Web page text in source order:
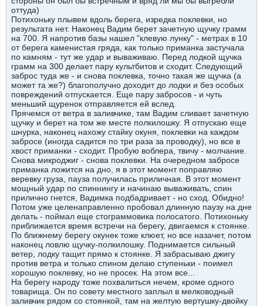
оттуда)
Потихоньку плывем вдоль берега, изредка поклевки, но
результата нет. Наконец Вадим берет зачетную щучку грамм
на 700. Я напротив базы нашел "клевую лунку" - метрах в 10
от берега каменистая гряда, как только приманка застучала
по камням - тут же удар и вываживаю. Перед лодкой щучка
грамм на 300 делает пару культбитов и сходит. Следующий
заброс туда же - и снова поклевка, точно такая же щучка (а
может та же?) благополучно доходит до лодки и без особых
повреждений отпускается. Еще пару забросов - и чуть
меньший щуренок отправляется ей вслед.
Прячемся от ветра в заливчике, там Вадим сливает зачетную
щучку и берет на том же месте полкилошку. Я отпускаю еще
шнурка, наконец нахожу стайку окуня, поклевки на каждом
забросе (иногда садится по три раза за проводку), но все в
хвост приманки - сходит. Пробую воблера, твичу - молчание.
Снова микроджиг - снова поклевки. На очередном забросе
приманка ложится на дно, я в этот момент поправляю
веревку груза, пауза получилась приличная. В этот момент
мощный удар по спиннингу и начинаю вываживать, спин
прилично гнется, Вадимка подбадривает - но сход. Обидно!
Потом уже целенаправленно пробовал длинную паузу на дне
делать - поймал еще стограммовика полосатого. Потихоньку
приближается время встречи на берегу, двигаемся к стоянке.
По ближнему берегу окунек тоже клюет, но все назачет, потом
наконец ловлю щучку-полкилошку. Поднимается сильный
ветер, лодку тащит прямо к стоянке. Я забрасываю джигу
против ветра и только спином делаю ступеньки - поимел
хорошую поклевку, но не просек. На этом все...
На берегу народу тоже похвалиться нечем, кроме одного
товарища. Он по совету местного заплыл в мелководный
заливчик рядом со стоянкой, там на желтую вертушку-двойку